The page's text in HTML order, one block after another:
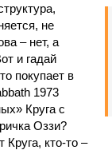
не
– нет, а
и гадай
покупает в
1973
Круга с
Оззи?
Круга, кто-то –